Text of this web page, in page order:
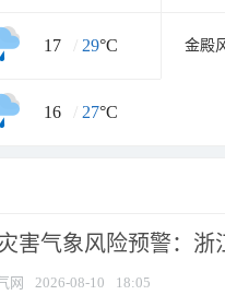
17 / 29°C 金殿
16 / 27°C
害气象风险预警：浙
网 2026-08-10 18:05